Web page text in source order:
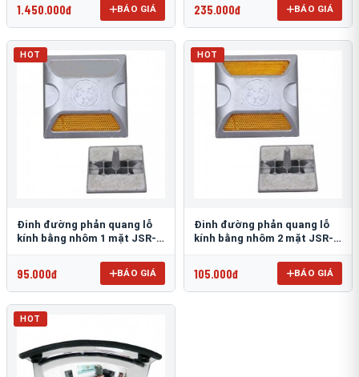
1.450.000đ BÁO GIÁ 235.000đ BÁO GIÁ
HOT
Đinh đường phản quang lỗ
kính bằng nhôm 1 mặt JSR-
95.000đ BÁO GIÁ
HOT
Đinh đường phản quang lỗ
kính bằng nhôm 2 mặt JSR-
105.000đ BÁO GIÁ
HOT